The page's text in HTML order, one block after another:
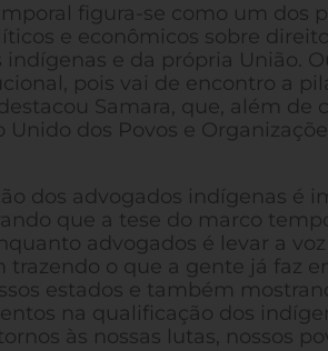
figura-se como um dos
e econômicos sobre
e da própria União.
pois vai de encontro a
Samara, que, além de
dos Povos e
dos advogados indígenas é
que a tese do marco
advogados é levar a
o que a gente já faz
estados e também
na qualificação dos
às nossas lutas, nossos